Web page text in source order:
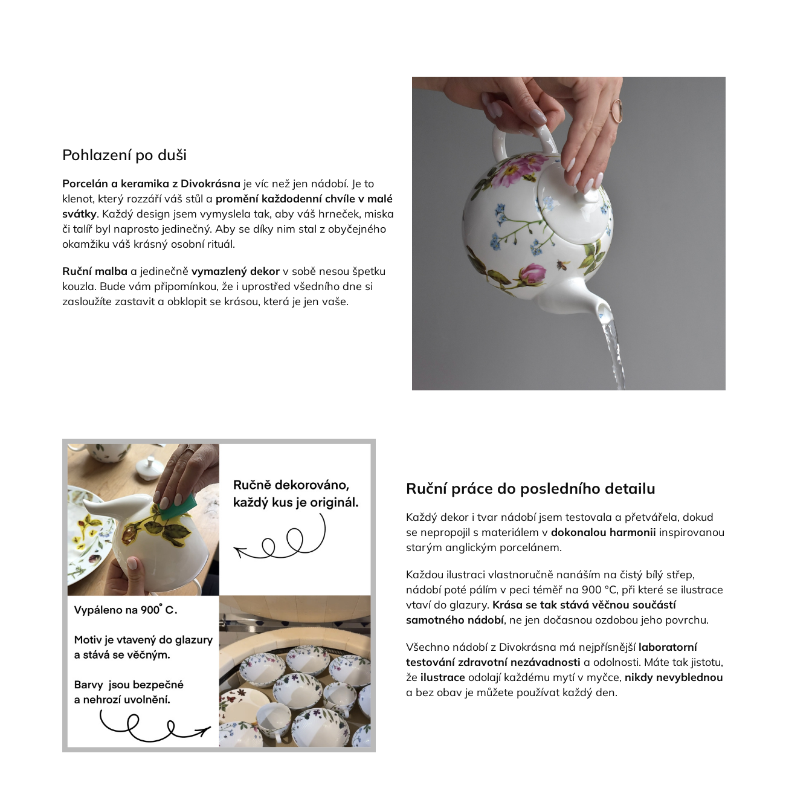
Pohlazení po duši
Porcelán a keramika z Divokrásna je víc než jen nádobí. Je to
klenot, který rozzáří váš stůl a promění každodenní chvíle v malé
svátky. Každý design jsem vymyslela tak, aby váš hrneček, miska
či talíř byl naprosto jedinečný. Aby se díky nim stal z obyčejného
okamžiku váš krásný osobní rituál.
Ruční malba a jedinečně vymazlený dekor v sobě nesou špetku
kouzla. Bude vám připomínkou, že i uprostřed všedního dne si
zasloužíte zastavit a obklopit se krásou, která je jen vaše.
Ruční práce do posledního detailu
Každý dekor i tvar nádobí jsem testovala a přetvářela, dokud
se nepropojil s materiálem v dokonalou harmonii inspirovanou
starým anglickým porcelánem.
Každou ilustraci vlastnoručně nanáším na čistý bílý střep,
nádobí poté pálím v peci téměř na 900 °C, při které se ilustrace
vtaví do glazury. Krása se tak stává věčnou součástí
samotného nádobí, ne jen dočasnou ozdobou jeho povrchu.
Všechno nádobí z Divokrásna má nejpřísnější laboratorní
testování zdravotní nezávadnosti a odolnosti. Máte tak jistotu,
že ilustrace odolají každému mytí v myčce, nikdy nevyblednou
a bez obav je můžete používat každý den.